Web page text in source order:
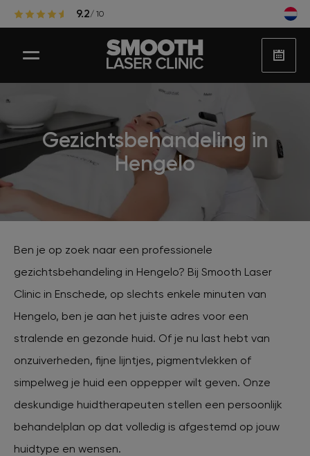
9.2/ 10
Gezichtsbehandeling in
Hengelo
Ben je op zoek naar een professionele
gezichtsbehandeling in Hengelo? Bij Smooth Laser
Clinic in Enschede, op slechts enkele minuten van
Hengelo, ben je aan het juiste adres voor een
stralende en gezonde huid. Of je nu last hebt van
onzuiverheden, fijne lijntjes, pigmentvlekken of
simpelweg je huid een oppepper wilt geven. Onze
deskundige huidtherapeuten stellen een persoonlijk
behandelplan op dat volledig is afgestemd op jouw
huidtype en wensen.
Laser ontharen
Populaire zones laserontharing
Huidproblemen
XL Hair
Tattoo verwijderen
Cosmetisch arts